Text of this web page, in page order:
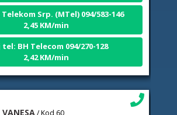
Srp. (MTel) 094/583-146
2,45 KM/min
BH Telecom 094/270-128
2,42 KM/min